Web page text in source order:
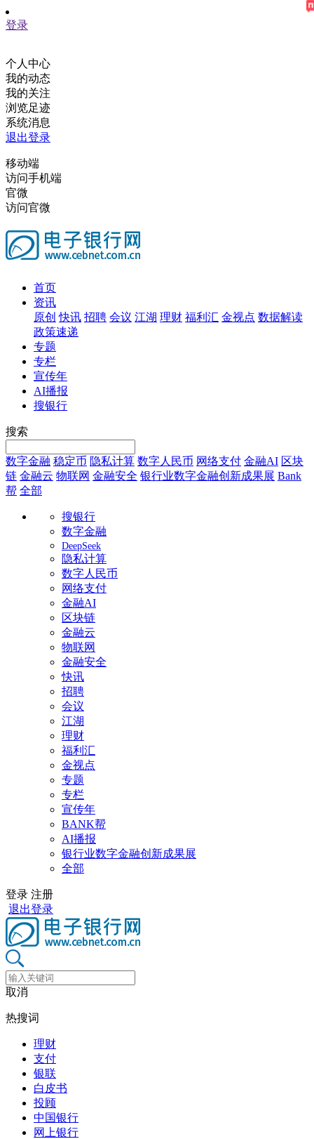
登录
个人中心
我的动态
我的关注
浏览足迹
系统消息
退出登录
移动端
访问手机端
官微
访问官微
首页
资讯
原创 快讯 招聘 会议 江湖 理财 福利汇 金视点 数据解读
政策速递
专题
专栏
宣传年
AI播报
搜银行
搜索
数字金融 稳定币 隐私计算 数字人民币 网络支付 金融AI 区块
链 金融云 物联网 金融安全 银行业数字金融创新成果展 Bank
帮 全部
搜银行
数字金融
DeepSeek
隐私计算
数字人民币
网络支付
金融AI
区块链
金融云
物联网
金融安全
快讯
招聘
会议
江湖
理财
福利汇
金视点
专题
专栏
宣传年
BANK帮
AI播报
银行业数字金融创新成果展
全部
登录 注册
退出登录
取消
热搜词
理财
支付
银联
白皮书
投顾
中国银行
网上银行